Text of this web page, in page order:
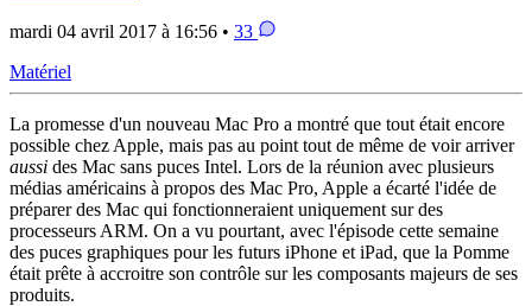
mardi 04 avril 2017 à 16:56 • 33
Matériel
La promesse d'un nouveau Mac Pro a montré que tout était encore
possible chez Apple, mais pas au point tout de même de voir arriver
aussi des Mac sans puces Intel. Lors de la réunion avec plusieurs
médias américains à propos des Mac Pro, Apple a écarté l'idée de
préparer des Mac qui fonctionneraient uniquement sur des
processeurs ARM. On a vu pourtant, avec l'épisode cette semaine
des puces graphiques pour les futurs iPhone et iPad, que la Pomme
était prête à accroitre son contrôle sur les composants majeurs de ses
produits.